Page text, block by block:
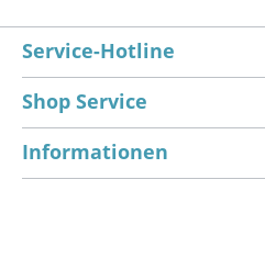
Service-Hotline
Shop Service
Informationen